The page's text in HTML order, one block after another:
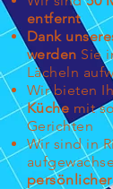
entfernt
Dank
werden Sie
Lächeln
Wir bieten
Küche mit
Gerichten
Wir sind in